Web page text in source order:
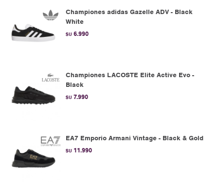
Championes adidas Gazelle ADV - Black
White
$U 6.990
Championes LACOSTE Elite Active Evo -
Black
$U 7.990
EA7 Emporio Armani Vintage - Black & Gold
$U 11.990